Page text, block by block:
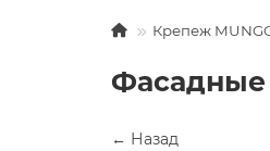
Крепеж
Фасадные
← Назад